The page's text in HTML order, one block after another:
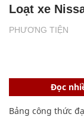
PHƯƠNG TIỆN
Loạt xe
Đọc
Bảng công thức